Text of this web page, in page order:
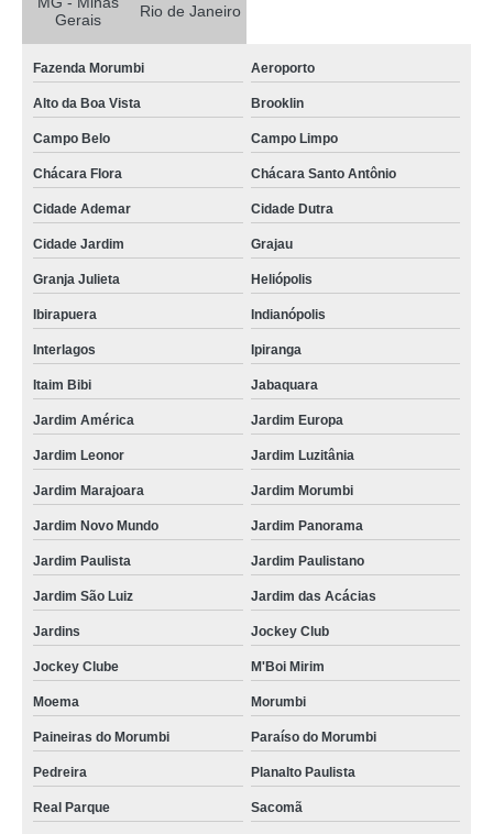
procuro por destruição documentos contabilísticos Ipiranga
procuro por destruição de documento Mairinque
procuro por destruição documentos empresariais Arthur Alvim
destruição de documento valores Santa Cruz
custo de destruição documentos públicos Votuporanga
procuro por destruição documentos públicos Zona Norte
procuro por destruição de documentos confidenciais Pedreira
custo de destruição de documento Nova Odessa
custo de destruição documentos confidenciais Cidade Dutra
destruição documentos contabilísticos Contagem
procuro por destruição documentos administrativos Aeroporto
destruição de documento Mandaqui
destruição documentos confidenciais Vale do Paraíba
custo de destruição documentos confidenciais Indianópolis
destruição de documento Vila Morumbi
destruição documentos contabilísticos Rio Claro
custo de destruição de documentos confidenciais Vila Élvio
procuro por destruir documentos confidenciais Franco da Rocha
custo de destruição documentos contabilísticos Jockey Clube
Gerais
Rio de Janeiro
Fazenda Morumbi Aeroporto
Alto da Boa Vista Brooklin
Campo Belo Campo Limpo
Chácara Flora Chácara Santo Antônio
Cidade Ademar Cidade Dutra
Cidade Jardim Grajau
Granja Julieta Heliópolis
Ibirapuera Indianópolis
Interlagos Ipiranga
Itaim Bibi Jabaquara
Jardim América Jardim Europa
Jardim Leonor Jardim Luzitânia
Jardim Marajoara Jardim Morumbi
Jardim Novo Mundo Jardim Panorama
Jardim Paulista Jardim Paulistano
Jardim São Luiz Jardim das Acácias
Jardins Jockey Club
Jockey Clube M'Boi Mirim
Moema Morumbi
Paineiras do Morumbi Paraíso do Morumbi
Pedreira Planalto Paulista
Real Parque Sacomã